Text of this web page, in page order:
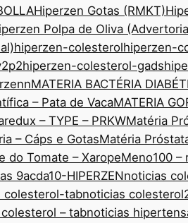
Hiperzen Gotas (RMKT)
Polpa de Oliva
hiperzen-colesterolhiperzen-
hiperzen-colesterol-gads
MATERIA BACTÉRIA
– Pata de VacaMATERIA
– TYPE – PRKWMatéria
– Cáps e GotasMatéria
do Tomate – XaropeMeno100 –
9acda10-HIPERZENnoticias
colesterol-tabnoticias
– tabnoticias